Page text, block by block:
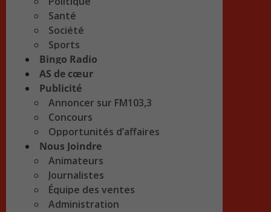
Santé
Société
Sports
Bingo Radio
AS de cœur
Publicité
Annoncer sur FM103,3
Concours
Opportunités d’affaires
Nous Joindre
Animateurs
Journalistes
Équipe des ventes
Administration